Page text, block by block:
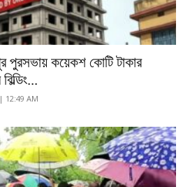
কয়েকশ কোটি টাকার
12:49 AM